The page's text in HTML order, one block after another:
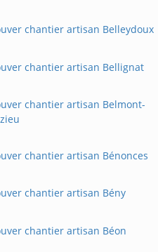
chantier artisan Belleydoux
chantier artisan Bellignat
chantier artisan Belmont-
chantier artisan Bénonces
chantier artisan Bény
chantier artisan Béon